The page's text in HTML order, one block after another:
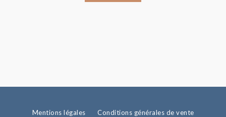
Mentions légales
Conditions générales de vente